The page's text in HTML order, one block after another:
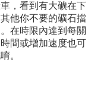
，看到有大礦在下
他你不要的礦石擋
在時限內達到每關
間或增加速度也可
。